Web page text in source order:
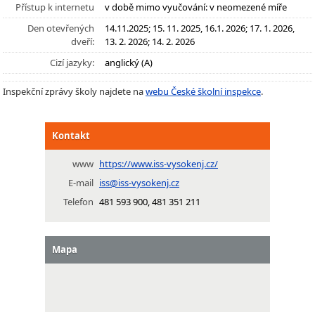
Přístup k internetu
v době mimo vyučování: v neomezené míře
Den otevřených
dveří:
14.11.2025; 15. 11. 2025, 16.1. 2026; 17. 1. 2026,
13. 2. 2026; 14. 2. 2026
Cizí jazyky:
anglický (A)
Inspekční zprávy školy najdete nawebu České školní inspekce.
Kontakt
www https://www.iss-vysokenj.cz/
E-mail iss@iss-vysokenj.cz
Telefon 481 593 900, 481 351 211
Mapa